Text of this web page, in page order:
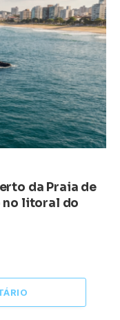
da Praia de
no litoral do